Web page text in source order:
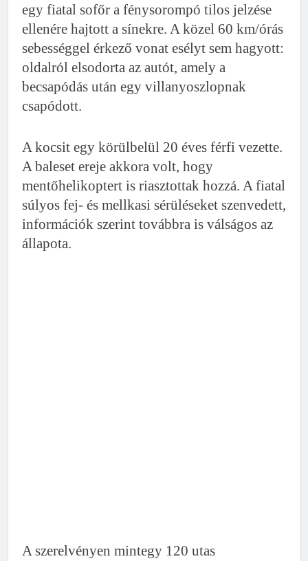
egy fiatal sofőr a fénysorompó tilos jelzése
ellenére hajtott a sínekre. A közel 60 km/órás
sebességgel érkező vonat esélyt sem hagyott:
oldalról elsodorta az autót, amely a
becsapódás után egy villanyoszlopnak
csapódott.
A kocsit egy körülbelül 20 éves férfi vezette.
A baleset ereje akkora volt, hogy
mentőhelikoptert is riasztottak hozzá. A fiatal
súlyos fej- és mellkasi sérüléseket szenvedett,
információk szerint továbbra is válságos az
állapota.
A szerelvényen mintegy 120 utas